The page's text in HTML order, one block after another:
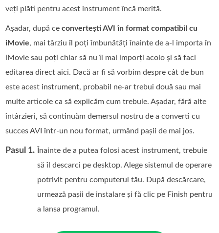
veți plăti pentru acest instrument încă merită.
Așadar, după ceconvertești AVI în format compatibil cu
iMovie, mai târziu îl poți îmbunătăți înainte de a‑l importa în
iMovie sau poți chiar să nu îl mai imporți acolo și să faci
editarea direct aici. Dacă ar fi să vorbim despre cât de bun
este acest instrument, probabil ne‑ar trebui două sau mai
multe articole ca să explicăm cum trebuie. Așadar, fără alte
întârzieri, să continuăm demersul nostru de a converti cu
succes AVI într‑un nou format, urmând pașii de mai jos.
Pasul 1. Înainte de a putea folosi acest instrument, trebuie
să îl descarci pe desktop. Alege sistemul de operare
potrivit pentru computerul tău. După descărcare,
urmează pașii de instalare și fă clic pe Finish pentru
a lansa programul.